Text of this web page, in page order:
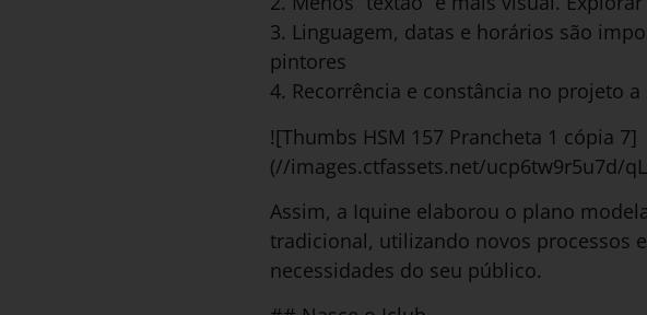
3. Linguagem, datas e horários são
pintores
4. Recorrência e constância no projeto
![Thumbs HSM 157 Prancheta 1 cópia 7]
(//images.ctfassets.net/ucp6tw9r5u7d/
Assim, a Iquine elaborou o plano
tradicional, utilizando novos processos
necessidades do seu público.